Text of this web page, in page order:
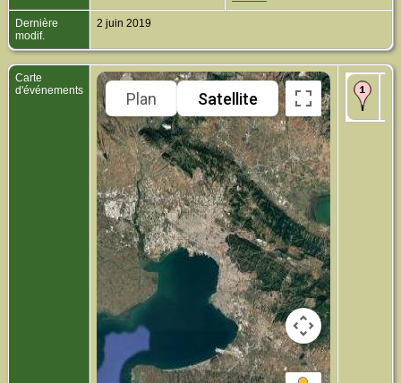
Dernière
modif.
2 juin 2019
Carte
d'événements
Plan Satellite